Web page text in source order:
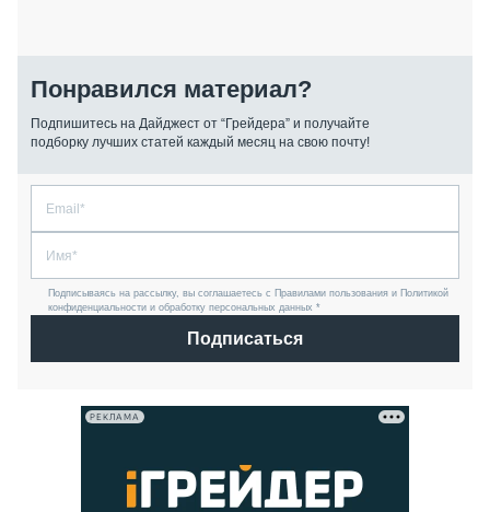
Понравился материал?
Подпишитесь на Дайджест от “Грейдера” и получайте
подборку лучших статей каждый месяц на свою почту!
Подписываясь на рассылку, вы соглашаетесь с Правилами пользования и Политикой
конфиденциальности и обработку персональных данных *
Подписаться
РЕКЛАМА